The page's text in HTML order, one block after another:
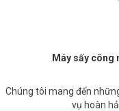
Máy sấy công
Chúng tôi mang đến
vụ hoàn